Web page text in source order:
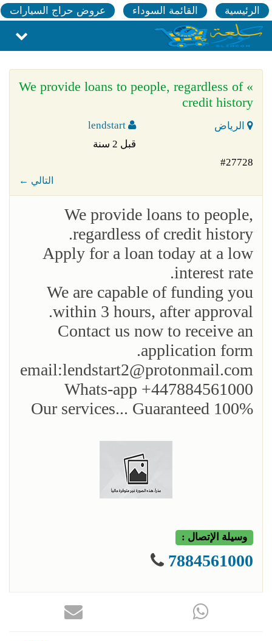
الرئيسية القائمة السوداء عروض حراج السيارات
» We provide loans to people, regardless of
credit history
الرياض
قبل 2 سنة
#27728
← التالي
We provide loans to people,
regardless of credit history.
Apply for a loan today at a low
interest rate.
We are capable of funding you
within 3 hours, after approval.
Contact us now to receive an
application form.
email:lendstart2@protonmail.com
Whats-app +447884561000
Our services... Guaranteed 100%
وسيلة الإتصال :
7884561000